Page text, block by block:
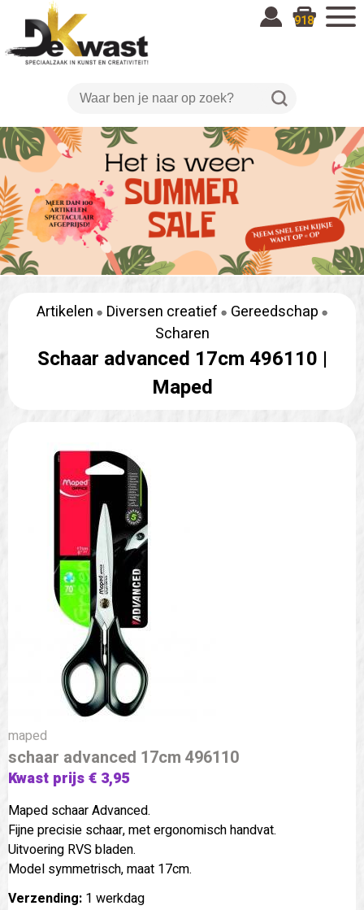
918
Artikelen Diversen creatief
Gereedschap
Scharen
Schaar advanced 17cm 496110 |
Maped
maped
schaar advanced 17cm 496110
Kwast prijs € 3,95
Maped schaar Advanced.
Fijne precisie schaar, met ergonomisch handvat.
Uitvoering RVS bladen.
Model symmetrisch, maat 17cm.
Verzending: 1 werkdag